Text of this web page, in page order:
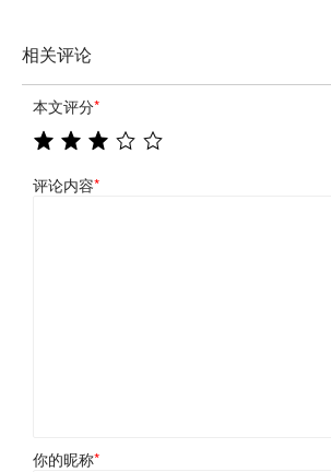
相关评论
本文评分*
评论内容*
你的昵称*